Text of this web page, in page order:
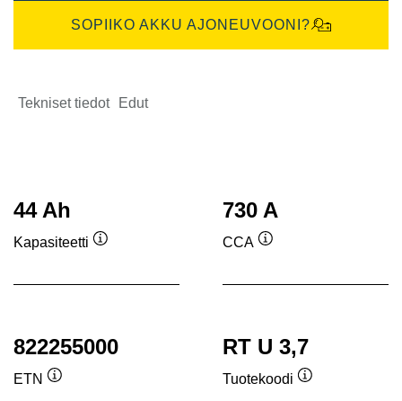
SOPIIKO AKKU AJONEUVOONI?
Tekniset tiedot Edut
44 Ah
Kapasiteetti
730 A
CCA
822255000
ETN
RT U 3,7
Tuotekoodi